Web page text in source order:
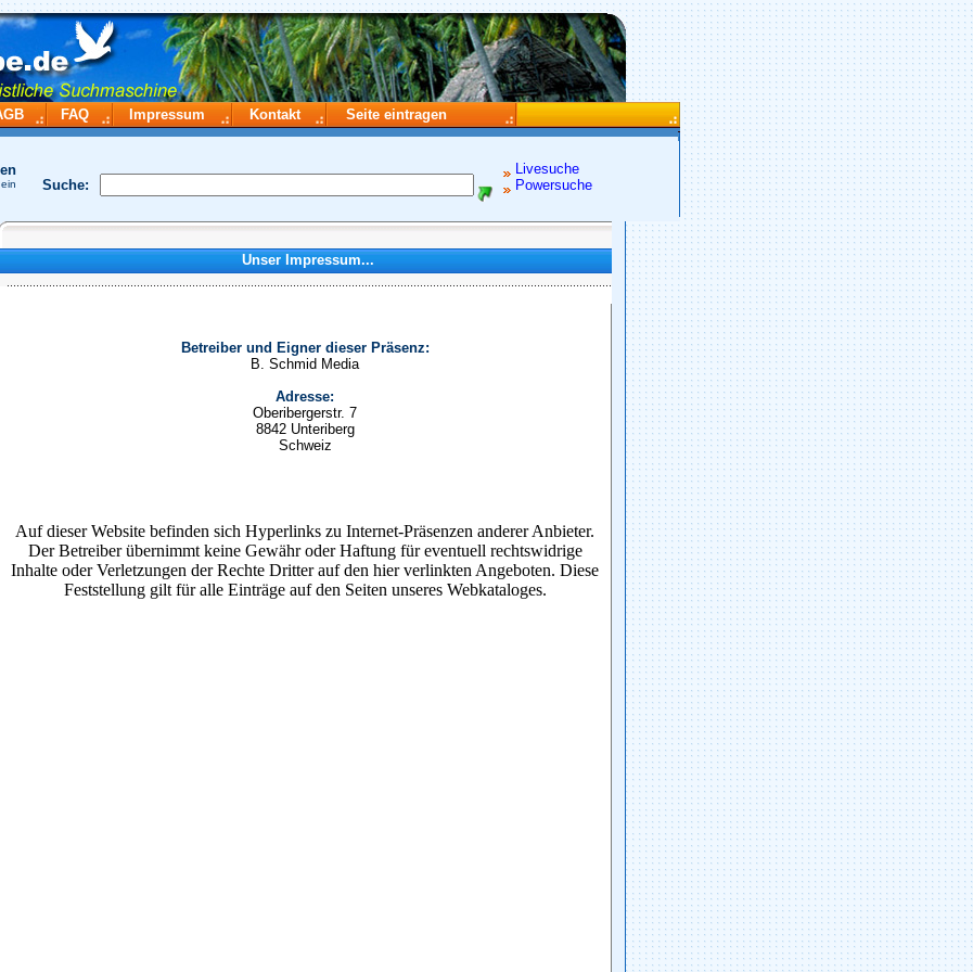
FAQ Impressum Kontakt Seite eintragen
Suche:
Livesuche
Powersuche
Unser Impressum...
Betreiber und Eigner dieser Präsenz:
B. Schmid Media
Adresse:
Oberibergerstr. 7
8842 Unteriberg
Schweiz
Auf dieser Website befinden sich Hyperlinks zu Internet-Präsenzen anderer Anbieter.
Der Betreiber übernimmt keine Gewähr oder Haftung für eventuell rechtswidrige
Inhalte oder Verletzungen der Rechte Dritter auf den hier verlinkten Angeboten. Diese
Feststellung gilt für alle Einträge auf den Seiten unseres Webkataloges.